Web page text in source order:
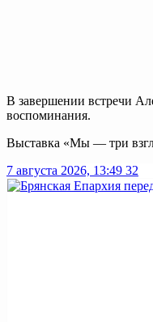
В завершении встречи
воспоминания.
Выставка «Мы — три
7 августа 2026, 13:49 32